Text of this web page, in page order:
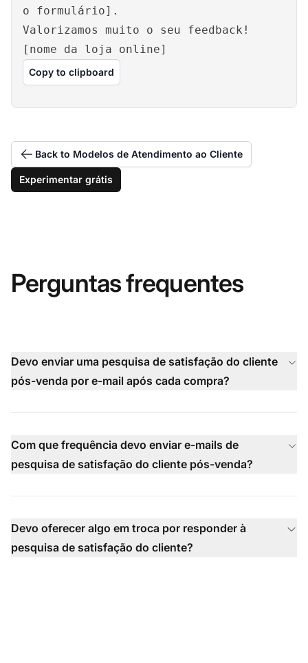
o formulário].
Valorizamos muito o seu feedback!
[nome da loja online]
Copy to clipboard
Back to Modelos de Atendimento ao Cliente
Experimentar grátis
Perguntas frequentes
Devo enviar uma pesquisa de satisfação do cliente
pós-venda por e-mail após cada compra?
Com que frequência devo enviar e-mails de
pesquisa de satisfação do cliente pós-venda?
Devo oferecer algo em troca por responder à
pesquisa de satisfação do cliente?